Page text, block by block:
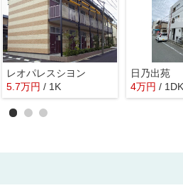
レオパレスシヨン
5.7万円 / 1K
日乃出苑
4万円 / 1DK